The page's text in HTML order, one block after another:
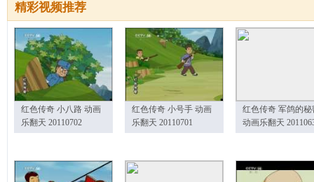
精彩视频推荐
红色传奇 小八路 动画
乐翻天 20110702
红色传奇 小号手 动画
乐翻天 20110701
红色传奇 军鸽的秘
动画乐翻天